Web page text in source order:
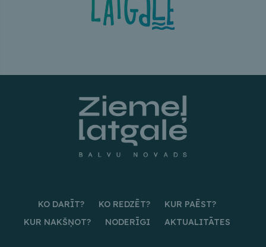
KO DARĪT? KO REDZĒT?
KUR PAĒST?
KUR NAKŠŅOT?
NODERĪGI AKTUALITĀTES